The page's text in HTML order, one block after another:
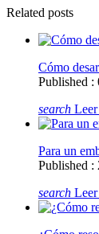
Related posts
Cómo
Published :
search Leer
Para un
Published :
search Leer